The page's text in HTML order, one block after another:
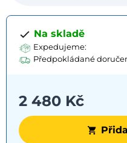
Na skladě
Expedujeme:
Předpokládané
2 480 Kč